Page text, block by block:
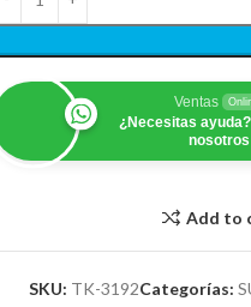
Ventas
¿Necesitas
nosotros
Add to
SKU: TK-3192Categorías: